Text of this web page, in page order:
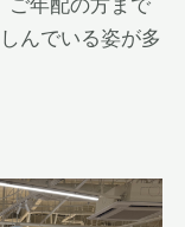
ご年配の方まで
んでいる姿が多